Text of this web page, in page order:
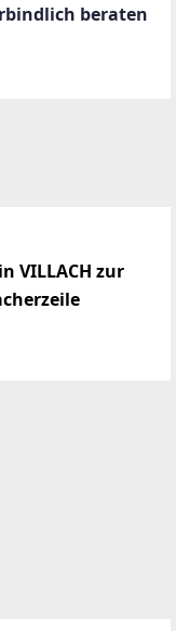
beraten
VILLACH zur